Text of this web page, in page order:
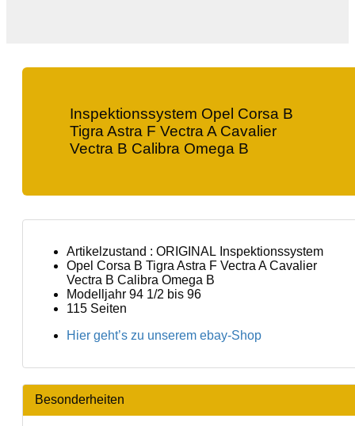
Inspektionssystem Opel Corsa B
Tigra Astra F Vectra A Cavalier
Vectra B Calibra Omega B
Artikelzustand : ORIGINAL Inspektionssystem
Opel Corsa B Tigra Astra F Vectra A Cavalier
Vectra B Calibra Omega B
Modelljahr 94 1/2 bis 96
115 Seiten
Hier geht’s zu unserem ebay-Shop
Besonderheiten